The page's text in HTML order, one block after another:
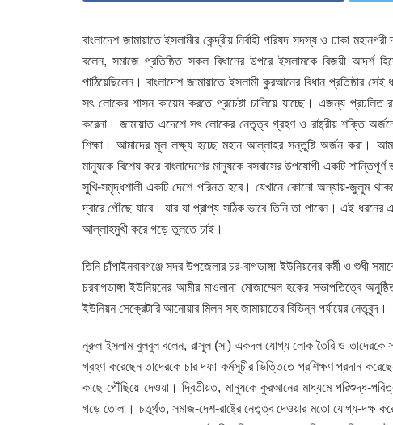
বাংলাদেশ জামায়াতে ইসলামীর কেন্দ্রীয় নির্বাহী পরিষদ সদস্য ও ঢাকা
বলেন, সমাজে প্রতিষ্ঠিত সকল বিধানের উপরে ইসলামকে বিজয়ী আদর্শ
পাঠিয়েছিলেন। বাংলাদেশ জামায়াতে ইসলামী কুরআনের বিধান প্রতিষ্ঠার
সৎ লোকের শাসন কায়েম করতে প্রচেষ্টা চালিয়ে যাচ্ছে। এজন্য প্রচলিত
করেনা। জামায়াত এদেশে সৎ লোকের নেতৃত্ব গ্রহণ ও রাষ্ট্রীয় শক্তি
শিক্ষা। আমাদের মূল লক্ষ্য হচ্ছে মহান আল্লাহর সন্তুষ্টি অর্জন করা।
মানুষকে বিশেষ করে বাংলাদেশের মানুষকে বসবাসের উপযোগী একটি
সুখি-সমৃদ্ধশালী একটি দেশে পরিনত হবে। যেখানে কোনো অন্যায়-জুলুম
দ্বারে পৌঁছে যাবে। যার যা প্রাপ্য সঠিক ভাবে তিনি তা পাবেন। এই
আল্লাহমুখী করে গড়ে তুলতে চাই।
তিনি চাঁপাইনবাবগঞ্জে সদর উপজেলার চর-বাগডাঙ্গা ইউনিয়নের কর্মী ও শুধী
চরবাগডাঙ্গা ইউনিয়নের আমীর মাওলানা মোজাম্মেল হকের সভাপতিত্বে
ইউনিয়ন সেক্রেটারি আনোয়ার মিলন সহ জামায়াতের বিভিন্ন পর্যায়ের নেতৃবৃন্দ।
নূরুল ইসলাম বুলবুল বলেন, রাসূল (সা) একদল যোগ্য লোক তৈরি ও তাদেরকে
গ্রহণ করেছেন তাদেরকে চার দফা কর্মসূচীর ভিত্তিতে প্রশিক্ষণ প্রদান
কাছে পৌঁছিয়ে দেওয়া। দ্বিতীয়ত, মানুষকে কুরআনের মাধ্যমে পরিশুদ্ধ-
গড়ে তোলা। চতুর্থত, সমাজ-দেশ-রাষ্ট্রে নেতৃত্ব দেওয়ার মতো যোগ্য-দক্ষ